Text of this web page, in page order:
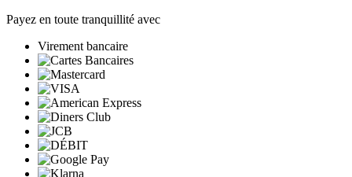
Payez en toute tranquillité avec
Virement bancaire